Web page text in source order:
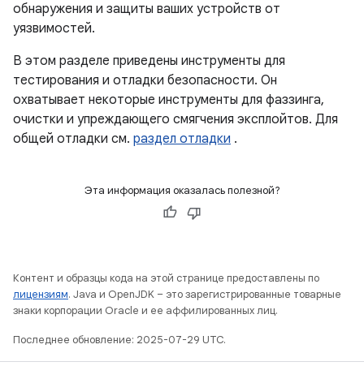
обнаружения и защиты ваших устройств от
уязвимостей.
В этом разделе приведены инструменты для
тестирования и отладки безопасности. Он
охватывает некоторые инструменты для фаззинга,
очистки и упреждающего смягчения эксплойтов. Для
общей отладки см. раздел отладки .
Эта информация оказалась полезной?
Контент и образцы кода на этой странице предоставлены по
лицензиям. Java и OpenJDK – это зарегистрированные товарные
знаки корпорации Oracle и ее аффилированных лиц.
Последнее обновление: 2025-07-29 UTC.